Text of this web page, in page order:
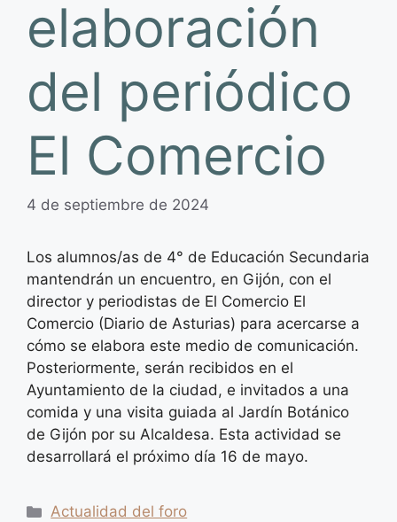
elaboración
del periódico
El Comercio
4 de septiembre de 2024
Los alumnos/as de 4° de Educación Secundaria
mantendrán un encuentro, en Gijón, con el
director y periodistas de El Comercio El
Comercio (Diario de Asturias) para acercarse a
cómo se elabora este medio de comunicación.
Posteriormente, serán recibidos en el
Ayuntamiento de la ciudad, e invitados a una
comida y una visita guiada al Jardín Botánico
de Gijón por su Alcaldesa. Esta actividad se
desarrollará el próximo día 16 de mayo.
Categorías
Actualidad del foro